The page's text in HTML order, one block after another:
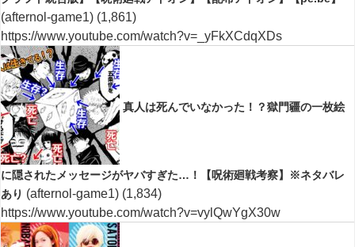
(afternol-game1) (1,861)
https://www.youtube.com/watch?v=_yFkXCdqXDs
真人は死んでいなかった！？獄門疆の一枚絵
に隠されたメッセージがヤバすぎた…！【呪術廻戦考察】※ネタバレ
あり (afternol-game1) (1,834)
https://www.youtube.com/watch?v=vylQwYgX30w